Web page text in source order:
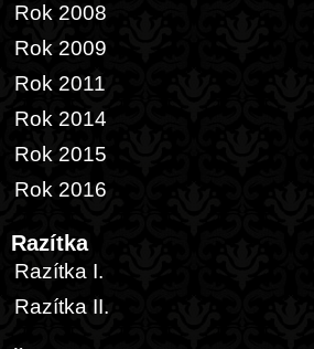
Rok 2008
Rok 2009
Rok 2011
Rok 2014
Rok 2015
Rok 2016
Razítka
Razítka I.
Razítka II.